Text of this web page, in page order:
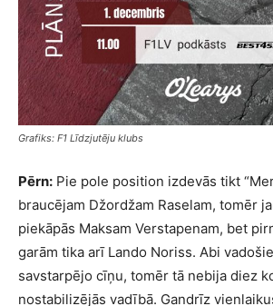
Grafiks: F1 Līdzjutēju klubs
Pērn: Pie pole position izdevās tikt
braucējam Džordžam Raselam, tomēr
piekāpās Maksam Verstapenam, bet
garām tika arī Lando Noriss. Abi
savstarpējo cīņu, tomēr tā nebija diez
nostabilizējās vadībā. Gandrīz